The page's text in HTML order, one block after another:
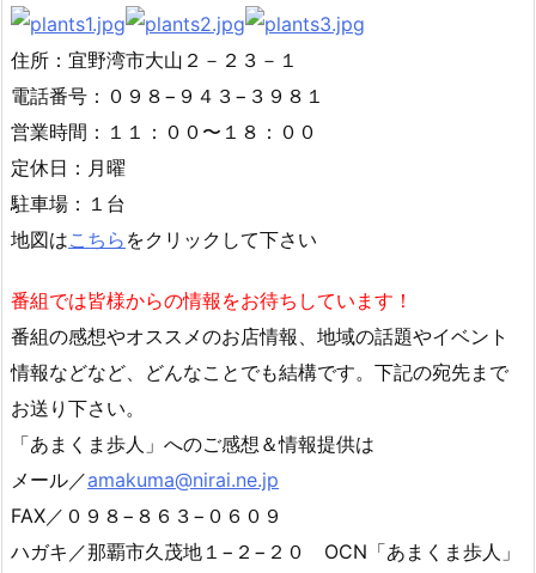
住所：宜野湾市大山２－２３－１
電話番号：０９８−９４３−３９８１
営業時間：１１：００〜１８：００
定休日：月曜
駐車場：１台
地図はこちら をクリックして下さい
番組では皆様からの情報をお待ちしています！
番組の感想やオススメのお店情報、地域の話題やイベント
情報などなど、どんなことでも結構です。下記の宛先まで
お送り下さい。
「あまくま歩人」へのご感想＆情報提供は
メール／amakuma@nirai.ne.jp
FAX／０９８−８６３−０６０９
ハガキ／那覇市久茂地１−２−２０ OCN「あまくま歩人」